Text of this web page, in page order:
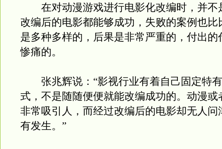
在对动漫游戏进行电影化改编时，并不
改编后的电影都能够成功，失败的案例也比
是多种多样的，后果是非常严重的，付出的
惨痛的。
张兆辉说：“影视行业有着自己固定特
式，不是随随便便就能改编成功的。动漫或
非常吸引人，而经过改编后的电影却无人问
有发生。”